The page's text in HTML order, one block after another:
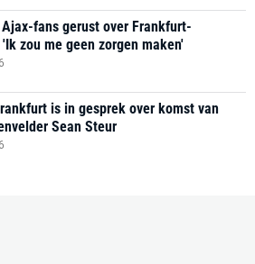
fans gerust over Frankfurt-
zou me geen zorgen maken'
is in gesprek over komst van
Sean Steur